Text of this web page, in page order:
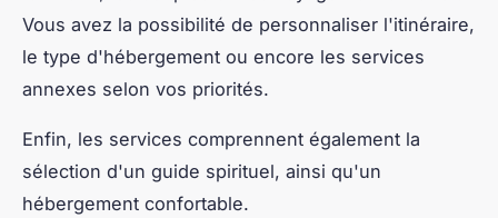
Vous avez la possibilité de personnaliser l'itinéraire,
le type d'hébergement ou encore les services
annexes selon vos priorités.
Enfin, les services comprennent également la
sélection d'un guide spirituel, ainsi qu'un
hébergement confortable.